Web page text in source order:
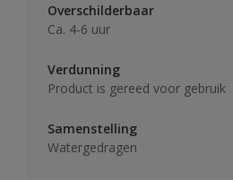
Overschilderbaar
Ca. 4-6 uur
Verdunning
Product is gereed voor gebruik
Samenstelling
Watergedragen